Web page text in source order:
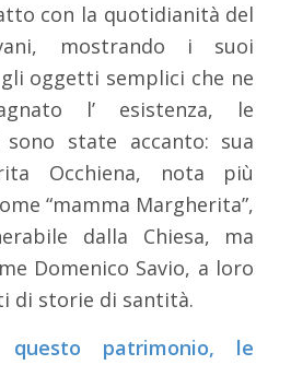
con la quotidianità del
mostrando i suoi
oggetti semplici che ne
l’ esistenza, le
state accanto: sua
Occhiena, nota più
“mamma Margherita”,
dalla Chiesa, ma
Domenico Savio, a loro
di storie di santità.
patrimonio, le